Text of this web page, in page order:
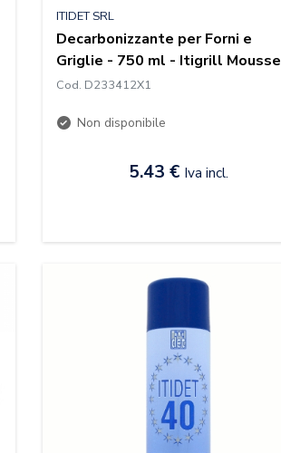
ITIDET SRL
Decarbonizzante per Forni e
Griglie - 750 ml - Itigrill Mousse
Cod. D233412X1
Non disponibile
5.43 € Iva incl.